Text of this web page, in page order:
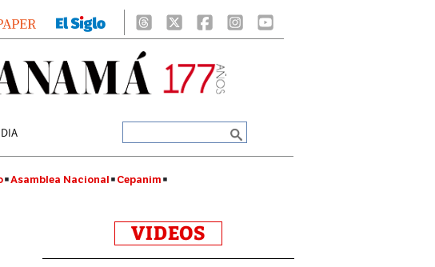
Asamblea Nacional Cepanim
VIDEOS